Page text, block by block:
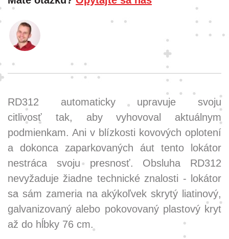
RD312 automaticky upravuje svoju
citlivosť tak, aby vyhovoval aktuálnym
podmienkam. Ani v blízkosti kovových oplotení
a dokonca zaparkovaných áut tento lokátor
nestráca svoju presnosť. Obsluha RD312
nevyžaduje žiadne technické znalosti - lokátor
sa sám zameria na akýkoľvek skrytý liatinový,
galvanizovaný alebo pokovovaný plastový kryt
až do hĺbky 76 cm.